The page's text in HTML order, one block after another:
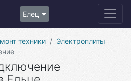
Елец
техники
Электроплиты